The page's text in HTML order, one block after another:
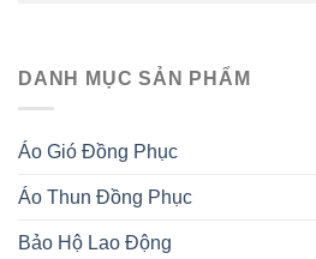
DANH MỤC SẢN PHẨM
Áo Gió Đồng Phục
Áo Thun Đồng Phục
Bảo Hộ Lao Động